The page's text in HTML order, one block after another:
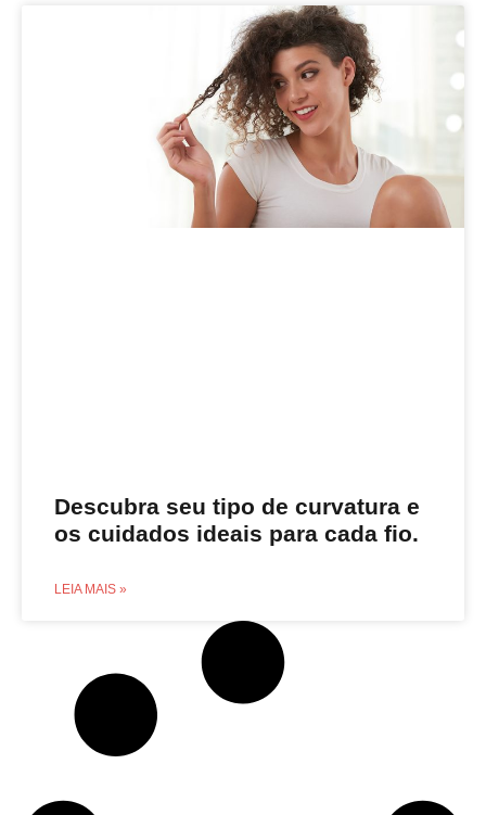
Descubra seu tipo de curvatura e
os cuidados ideais para cada fio.
LEIA MAIS »